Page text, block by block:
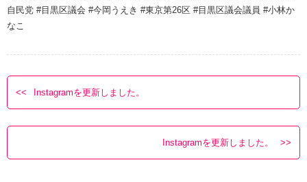
自民党 #目黒区議会 #今岡うえき #東京第26区 #目黒区議会議員 #小林か
なこ
Instagramを更新しました。
Instagramを更新しました。